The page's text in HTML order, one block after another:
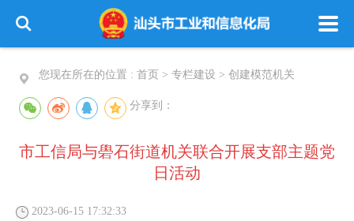
您现在所在的位置 : 首页 > 专栏建设 > 创建模范机关
分享到：
市工信局与礐石街道机关联合开展支部主题党
日活动
2023-06-15 17:32:33